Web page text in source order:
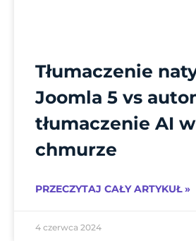
Tłumaczenie
Joomla 5 vs
tłumaczenie AI w
chmurze
PRZECZYTAJ CAŁY ARTYKUŁ »
4 czerwca 2024